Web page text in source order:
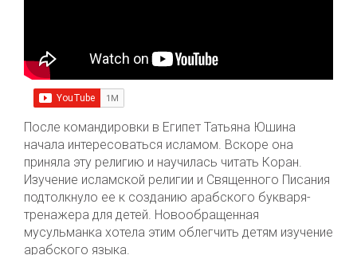
После командировки в Египет Татьяна Юшина
начала интересоваться исламом. Вскоре она
приняла эту религию и научилась читать Коран.
Изучение исламской религии и Священного Писания
подтолкнуло ее к созданию арабского букваря-
тренажера для детей. Новообращенная
мусульманка хотела этим облегчить детям изучение
арабского языка.